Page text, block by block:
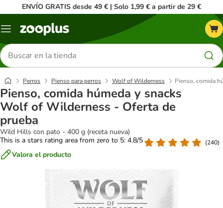
ENVÍO GRATIS desde 49 € | Solo 1,99 € a partir de 29 €
Menú
Buscar
productos
Perros Pienso para perros Wolf of Wilderness Pienso, comida
Pienso, comida húmeda y snacks
Wolf of Wilderness - Oferta de
prueba
Wild Hills con pato - 400 g (receta nueva)
This is a stars rating area from zero to 5: 4.8/5
(240)
Valora el producto